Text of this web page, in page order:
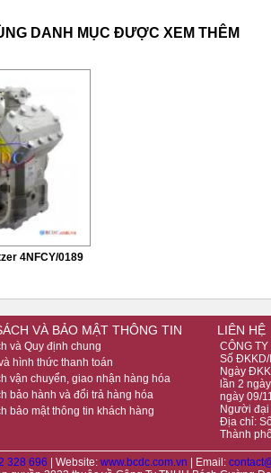
DANH MỤC ĐƯỢC XEM THÊM
4NFCY/0189
VÀ BẢO MẬT THÔNG TIN
và Quy định chung
hình thức thanh toán
vận chuyển, giao nhận hàng hóa
bảo hành và đổi trả hàng hóa
bảo mật thông tin khách hàng
LIÊN HỆ
CÔNG
Số
Ngày
lần 2
ngày 09/
Người đại
Địa chỉ:
Thành
328 696 | Website: www.bcdc.com.vn | Email: